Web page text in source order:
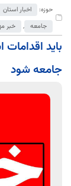
حوزه:
اخبار استان
جامعه , خبر
باید
جامعه شود